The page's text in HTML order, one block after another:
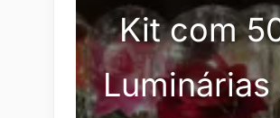
Kit com
Luminárias